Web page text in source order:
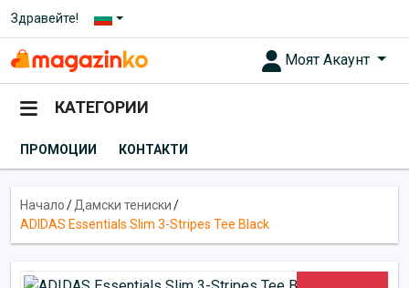
Здравейте!
Моят Акаунт
КАТЕГОРИИ
ПРОМОЦИИ КОНТАКТИ
Начало/Дамски тениски/
ADIDAS Essentials Slim 3-Stripes Tee Black